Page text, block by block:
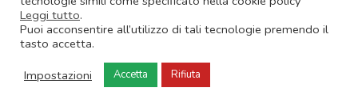
2016/2020 Area70 – P.IVA 02326810039
Leggi tutto.
Puoi acconsentire all’utilizzo di tali tecnologie premendo il
tasto accetta.
Impostazioni
Accetta Rifiuta